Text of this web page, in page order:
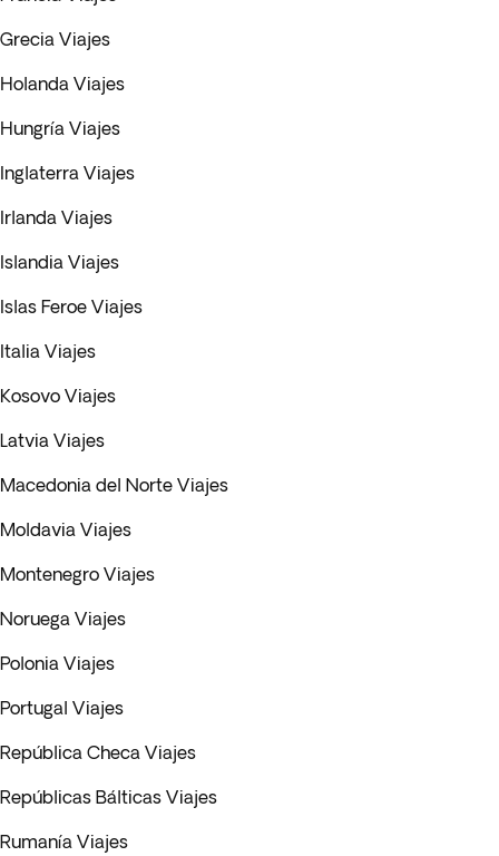
Grecia Viajes
Holanda Viajes
Hungría Viajes
Inglaterra Viajes
Irlanda Viajes
Islandia Viajes
Islas Feroe Viajes
Italia Viajes
Kosovo Viajes
Latvia Viajes
Macedonia del Norte Viajes
Moldavia Viajes
Montenegro Viajes
Noruega Viajes
Polonia Viajes
Portugal Viajes
República Checa Viajes
Repúblicas Bálticas Viajes
Rumanía Viajes